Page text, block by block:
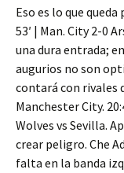
Eso es lo que queda
53′ | Man. City 2-0
una dura entrada;
augurios no son
contará con rivales
Manchester City.
Wolves vs Sevilla.
crear peligro. Che
falta en la banda